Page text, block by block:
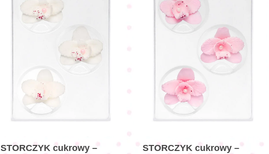
STORCZYK cukrowy –
STORCZYK cukrowy –